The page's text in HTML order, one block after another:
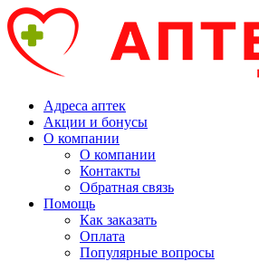
Адреса аптек
Акции и бонусы
О компании
О компании
Контакты
Обратная связь
Помощь
Как заказать
Оплата
Популярные вопросы